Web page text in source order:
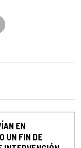
EN
UN FIN DE